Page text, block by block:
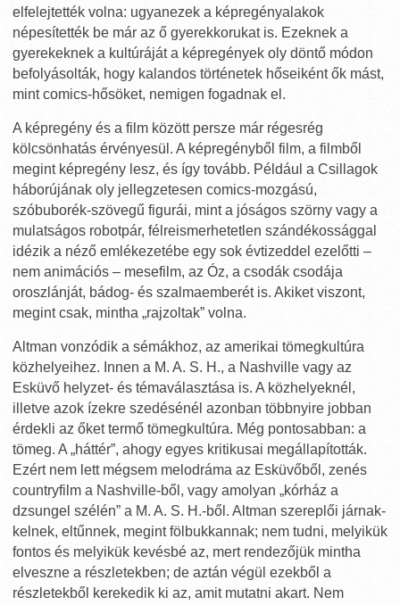
elfelejtették volna: ugyanezek a képregényalakok
népesítették be már az ő gyerekkorukat is. Ezeknek a
gyerekeknek a kultúráját a képregények oly döntő módon
befolyásolták, hogy kalandos történetek hőseiként ők mást,
mint comics-hősöket, nemigen fogadnak el.
A képregény és a film között persze már régesrég
kölcsönhatás érvényesül. A képregényből film, a filmből
megint képregény lesz, és így tovább. Például a Csillagok
háborújának oly jellegzetesen comics-mozgású,
szóbuborék-szövegű figurái, mint a jóságos szörny vagy a
mulatságos robotpár, félreismerhetetlen szándékossággal
idézik a néző emlékezetébe egy sok évtizeddel ezelőtti –
nem animációs – mesefilm, az Óz, a csodák csodája
oroszlánját, bádog- és szalmaemberét is. Akiket viszont,
megint csak, mintha „rajzoltak” volna.
Altman vonzódik a sémákhoz, az amerikai tömegkultúra
közhelyeihez. Innen a M. A. S. H., a Nashville vagy az
Esküvő helyzet- és témaválasztása is. A közhelyeknél,
illetve azok ízekre szedésénél azonban többnyire jobban
érdekli az őket termő tömegkultúra. Még pontosabban: a
tömeg. A „háttér”, ahogy egyes kritikusai megállapították.
Ezért nem lett mégsem melodráma az Esküvőből, zenés
countryfilm a Nashville-ből, vagy amolyan „kórház a
dzsungel szélén” a M. A. S. H.-ből. Altman szereplői járnak-
kelnek, eltűnnek, megint fölbukkannak; nem tudni, melyikük
fontos és melyikük kevésbé az, mert rendezőjük mintha
elveszne a részletekben; de aztán végül ezekből a
részletekből kerekedik ki az, amit mutatni akart. Nem